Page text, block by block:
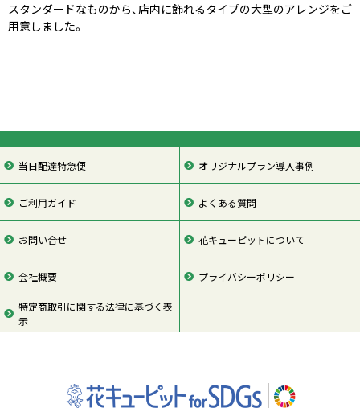
スタンダードなものから、店内に飾れるタイプの大型のアレンジをご
用意しました。
当日配達特急便 オリジナルプラン導入事例
ご利用ガイド よくある質問
お問い合せ 花キューピットについて
会社概要 プライバシーポリシー
特定商取引に関する法律に基づく表
示